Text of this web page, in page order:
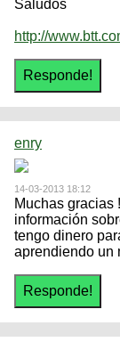
Saludos
http://
enry
14-03-2013 18:12
Muchas gracias
información
tengo dinero
aprendiendo un